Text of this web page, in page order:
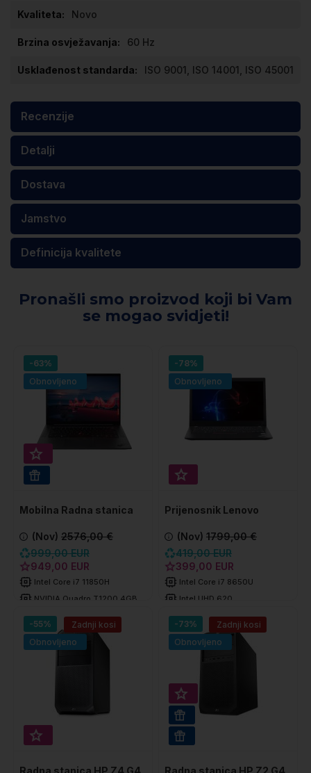
Novo
60 Hz
ISO 9001, ISO 14001, ISO 45001
Recenzije
Detalji
Dostava
Jamstvo
Definicija kvalitete
Pronašli smo proizvod koji bi Vam
se mogao svidjeti!
-63%
Obnovljeno
Mobilna Radna stanica
GEN4
(Nov) 2576,00 €
999,00 EUR
949,00 EUR
Intel Core i7 11850H
NVIDIA Quadro T1200 4GB
32 GB DDR4
512 GB SSD
-78%
Obnovljeno
Prijenosnik Lenovo
(Nov) 1799,00 €
419,00 EUR
399,00 EUR
Intel Core i7 8650U
Intel UHD 620
8 GB DDR4
256 GB SSD
-55%
Obnovljeno
Zadnji kosi
Radna stanica HP Z4 G4
-73%
Obnovljeno
MIŠKA | TIPKOVNICA
Zadnji kosi
Radna stanica HP Z2 G4